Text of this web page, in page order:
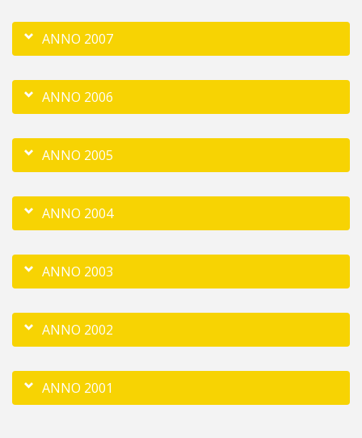
ANNO 2007
ANNO 2006
ANNO 2005
ANNO 2004
ANNO 2003
ANNO 2002
ANNO 2001